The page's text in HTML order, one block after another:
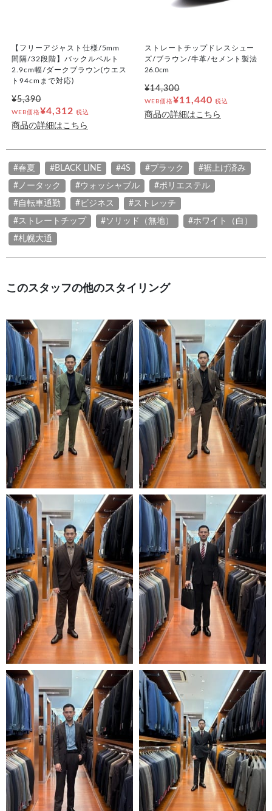
【フリーアジャスト仕様/5mm
間隔/32段階】バックルベルト
2.9cm幅/ダークブラウン(ウエス
ト94cmまで対応)
¥5,390
WEB価格¥4,312 税込
商品の詳細はこちら
ストレートチップドレスシュー
ズ/ブラウン/牛革/セメント製法
26.0cm
¥14,300
WEB価格¥11,440 税込
商品の詳細はこちら
#春夏 #BLACK LINE #4S #ブラック #裾上げ済み
#ノータック #ウォッシャブル #ポリエステル
#自転車通勤 #ビジネス #ストレッチ
#ストレートチップ #ソリッド（無地） #ホワイト（白）
#札幌大通
このスタッフの他のスタイリング